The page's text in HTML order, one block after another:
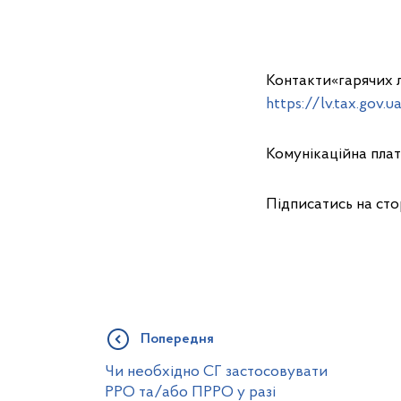
Контакти«гарячих
https://
Комунікаційна
Підписатись на
Попередня
Чи необхідно СГ застосовувати
РРО та/або ПРРО у разі